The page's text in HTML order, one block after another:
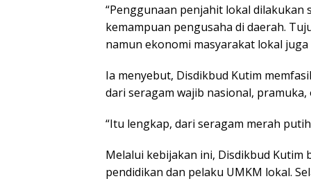
“Penggunaan penjahit lokal
kemampuan pengusaha di daerah.
namun ekonomi masyarakat lokal
Ia menyebut, Disdikbud Kutim
dari seragam wajib nasional,
“Itu lengkap, dari seragam merah
Melalui kebijakan ini, Disdikbud
pendidikan dan pelaku UMKM lokal.